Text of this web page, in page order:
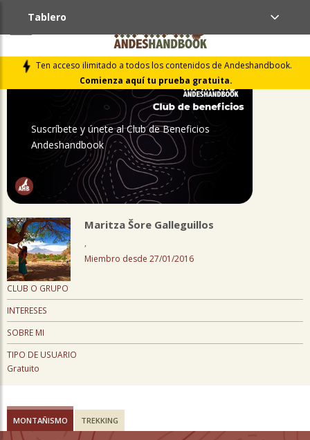
Ten acceso ilimitado a todos los contenidos de Andeshandbook.
Comienza aquí tu prueba gratuita.
Tablero
Suscríbete y únete al Club de Beneficios
Andeshandbook
Maritza Šore Galleguillos
,
Miembro desde 27/01/2016
CLUB O GRUPO
INTERESES
SOBRE MI
TIPO DE USUARIO
Gratuito
MONTAÑISMO TREKKING